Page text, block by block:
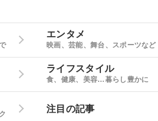
エンタメ
映画、芸能、舞台、スポーツなど
ライフスタイル
食、健康、美容…暮らし豊かに
注目の記事